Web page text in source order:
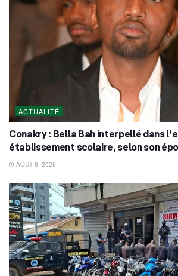
ACTUALITÉ
Conakry : Bella Bah interpellé dans
établissement scolaire, selon son
AOÛT 8, 2026